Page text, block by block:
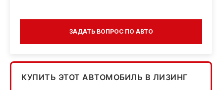
ЗАДАТЬ ВОПРОС ПО АВТО
КУПИТЬ ЭТОТ АВТОМОБИЛЬ В ЛИЗИНГ